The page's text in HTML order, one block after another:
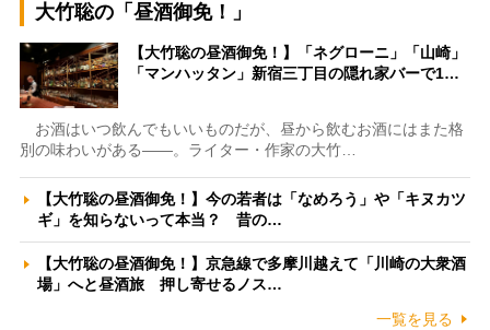
大竹聡の「昼酒御免！」
【大竹聡の昼酒御免！】「ネグローニ」「山崎」
「マンハッタン」新宿三丁目の隠れ家バーで1…
お酒はいつ飲んでもいいものだが、昼から飲むお酒にはまた格
別の味わいがある――。ライター・作家の大竹…
【大竹聡の昼酒御免！】今の若者は「なめろう」や「キヌカツ
ギ」を知らないって本当？ 昔の…
【大竹聡の昼酒御免！】京急線で多摩川越えて「川崎の大衆酒
場」へと昼酒旅 押し寄せるノス…
一覧を見る